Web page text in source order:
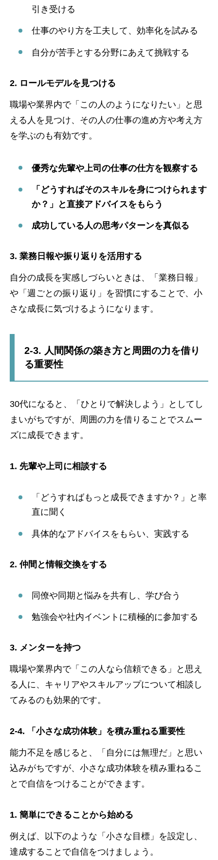
引き受ける
仕事のやり方を工夫して、効率化を試みる
自分が苦手とする分野にあえて挑戦する
2. ロールモデルを見つける
職場や業界内で「この人のようになりたい」と思
える人を見つけ、その人の仕事の進め方や考え方
を学ぶのも有効です。
優秀な先輩や上司の仕事の仕方を観察する
「どうすればそのスキルを身につけられます
か？」と直接アドバイスをもらう
成功している人の思考パターンを真似る
3. 業務日報や振り返りを活用する
自分の成長を実感しづらいときは、「業務日報」
や「週ごとの振り返り」を習慣にすることで、小
さな成長に気づけるようになります。
2-3. 人間関係の築き方と周囲の力を借り
る重要性
30代になると、「ひとりで解決しよう」としてし
まいがちですが、周囲の力を借りることでスムー
ズに成長できます。
1. 先輩や上司に相談する
「どうすればもっと成長できますか？」と率
直に聞く
具体的なアドバイスをもらい、実践する
2. 仲間と情報交換をする
同僚や同期と悩みを共有し、学び合う
勉強会や社内イベントに積極的に参加する
3. メンターを持つ
職場や業界内で「この人なら信頼できる」と思え
る人に、キャリアやスキルアップについて相談し
てみるのも効果的です。
2-4. 「小さな成功体験」を積み重ねる重要性
能力不足を感じると、「自分には無理だ」と思い
込みがちですが、小さな成功体験を積み重ねるこ
とで自信をつけることができます。
1. 簡単にできることから始める
例えば、以下のような「小さな目標」を設定し、
達成することで自信をつけましょう。